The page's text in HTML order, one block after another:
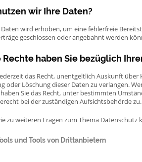
wir Ihre Daten?
Daten wird erhoben, um eine fehlerfreie
geschlossen oder angebahnt werden
haben Sie bezüglich
das Recht, unentgeltlich Auskunft
oder Löschung dieser Daten zu verlangen.
Sie das Recht, unter bestimmten
bei der zuständigen Aufsichtsbehörde zu.
zu weiteren Fragen zum Thema Datenschutz
und Tools von Dritt­anbietern